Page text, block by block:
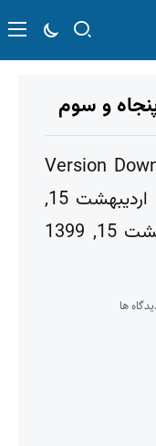
Version
File Count 1 Create Date اردیبهشت 15,
1399 Last Updated اردیبهشت 15, 1399